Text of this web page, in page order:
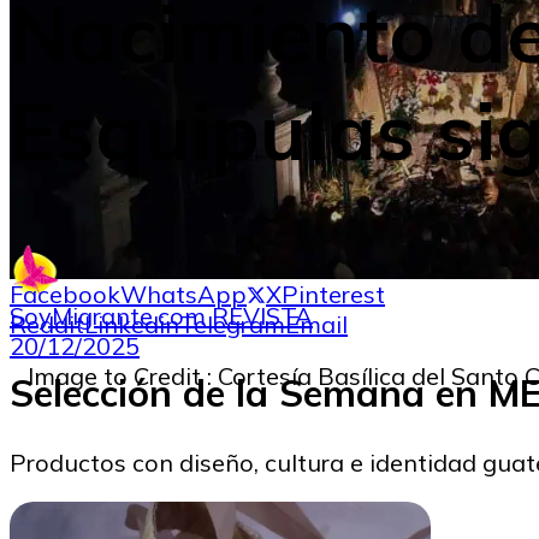
Nacimiento
Esquipulas
SoyMigrante.com REVISTA
20/12/2025
Image to Credit : Cortesía Basílica del Santo
FacebookWhatsApp XPinterest
RedditLinkedinTelegramEmail
Selección de la Semana en
Productos con diseño, cultura e identidad